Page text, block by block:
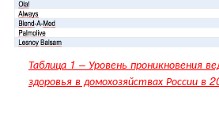
Таблица 1 – Уровень проникновения
здоровья в домохозяйствах России в